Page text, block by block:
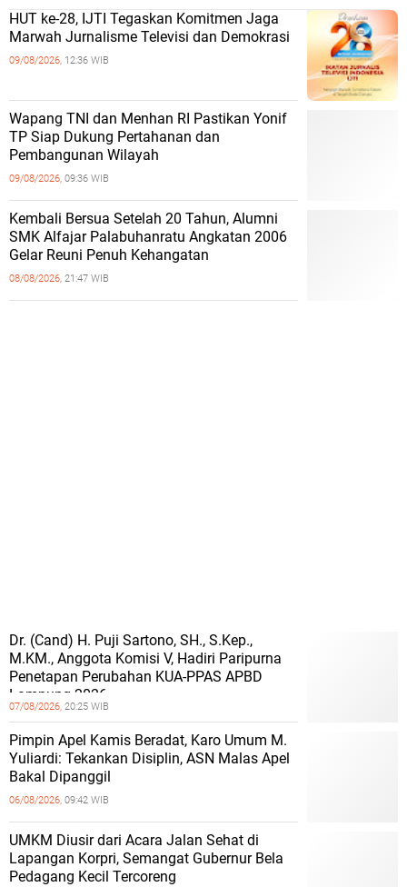
HUT ke-28, IJTI Tegaskan Komitmen Jaga
Marwah Jurnalisme Televisi dan Demokrasi
09/08/2026, 12:36 WIB
Wapang TNI dan Menhan RI Pastikan Yonif
TP Siap Dukung Pertahanan dan
Pembangunan Wilayah
09/08/2026, 09:36 WIB
Kembali Bersua Setelah 20 Tahun, Alumni
SMK Alfajar Palabuhanratu Angkatan 2006
Gelar Reuni Penuh Kehangatan
08/08/2026, 21:47 WIB
Dr. (Cand) H. Puji Sartono, SH., S.Kep.,
M.KM., Anggota Komisi V, Hadiri Paripurna
Penetapan Perubahan KUA-PPAS APBD
Lampung 2026
07/08/2026, 20:25 WIB
Pimpin Apel Kamis Beradat, Karo Umum M.
Yuliardi: Tekankan Disiplin, ASN Malas Apel
Bakal Dipanggil
06/08/2026, 09:42 WIB
UMKM Diusir dari Acara Jalan Sehat di
Lapangan Korpri, Semangat Gubernur Bela
Pedagang Kecil Tercoreng